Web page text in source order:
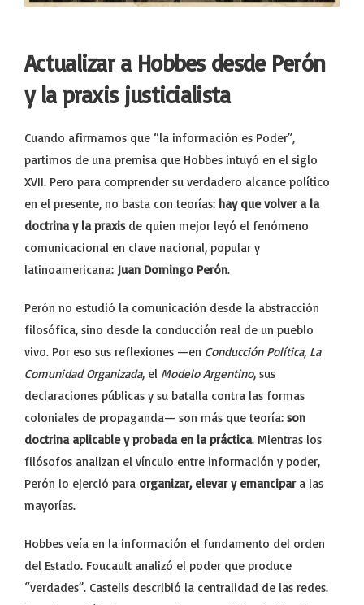
Actualizar a Hobbes desde Perón
y la praxis justicialista
Cuando afirmamos que “la información es Poder”,
partimos de una premisa que Hobbes intuyó en el siglo
XVII. Pero para comprender su verdadero alcance político
en el presente, no basta con teorías: hay que volver a la
doctrina y la praxisde quien mejor leyó el fenómeno
comunicacional en clave nacional, popular y
latinoamericana: Juan Domingo Perón.
Perón no estudió la comunicación desde la abstracción
filosófica, sino desde la conducción real de un pueblo
vivo. Por eso sus reflexiones —en Conducción Política, La
Comunidad Organizada, el Modelo Argentino, sus
declaraciones públicas y su batalla contra las formas
coloniales de propaganda— son más que teoría: son
doctrina aplicable y probada en la práctica. Mientras los
filósofos analizan el vínculo entre información y poder,
Perón lo ejerció para organizar, elevar y emancipara las
mayorías.
Hobbes veía en la información el fundamento del orden
del Estado. Foucault analizó el poder que produce
“verdades”. Castells describió la centralidad de las redes.